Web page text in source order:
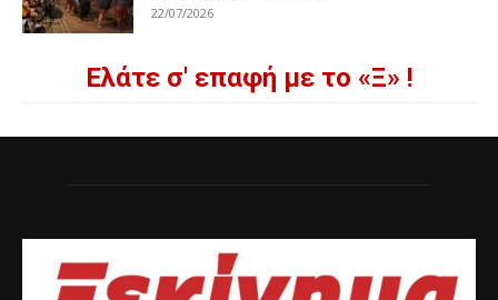
22/07/2026
Ελάτε σ' επαφή με το «Ξ» !